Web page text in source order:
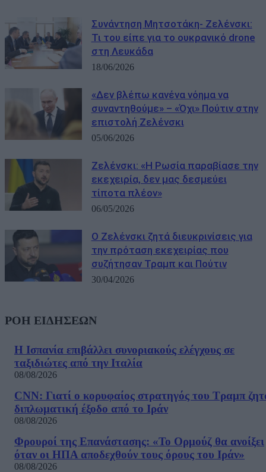
Συνάντηση Μητσοτάκη- Ζελένσκι:
Τι του είπε για το ουκρανικό drone
στη Λευκάδα
18/06/2026
«Δεν βλέπω κανένα νόημα να
συναντηθούμε» – «Όχι» Πούτιν στην
επιστολή Ζελένσκι
05/06/2026
Ζελένσκι: «Η Ρωσία παραβίασε την
εκεχειρία, δεν μας δεσμεύει
τίποτα πλέον»
06/05/2026
Ο Ζελένσκι ζητά διευκρινίσεις για
την πρόταση εκεχειρίας που
συζήτησαν Τραμπ και Πούτιν
30/04/2026
ΡΟΗ ΕΙΔΗΣΕΩΝ
Η Ισπανία επιβάλλει συνοριακούς ελέγχους σε
ταξιδιώτες από την Ιταλία
08/08/2026
CNN: Γιατί ο κορυφαίος στρατηγός του Τραμπ
διπλωματική έξοδο από το Ιράν
08/08/2026
Φρουροί της Επανάστασης: «Το Ορμούζ θα ανοίξει
όταν οι ΗΠΑ αποδεχθούν τους όρους του Ιράν»
08/08/2026